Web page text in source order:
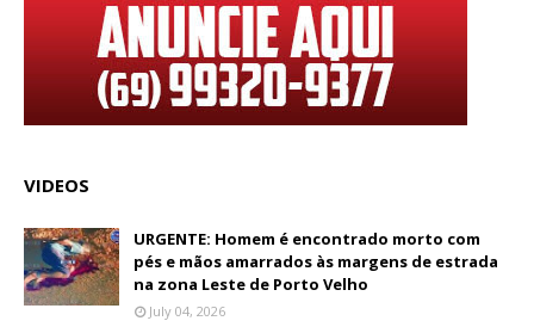
VIDEOS
URGENTE: Homem é encontrado morto com
pés e mãos amarrados às margens de estrada
na zona Leste de Porto Velho
July 04, 2026